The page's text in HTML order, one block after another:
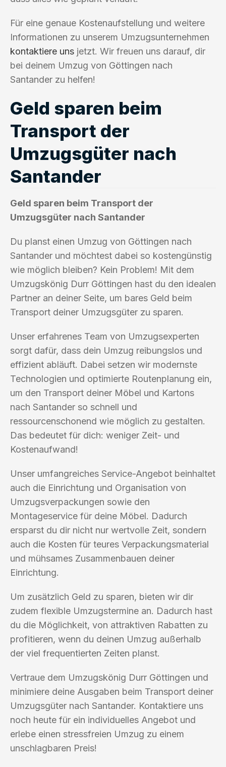
Für eine genaue Kostenaufstellung und weitere
Informationen zu unserem Umzugsunternehmen
kontaktiere uns jetzt. Wir freuen uns darauf, dir
bei deinem Umzug von Göttingen nach
Santander zu helfen!
Geld sparen beim
Transport der
Umzugsgüter nach
Santander
Geld sparen beim Transport der
Umzugsgüter nach Santander
Du planst einen Umzug von Göttingen nach
Santander und möchtest dabei so kostengünstig
wie möglich bleiben? Kein Problem! Mit dem
Umzugskönig Durr Göttingen hast du den idealen
Partner an deiner Seite, um bares Geld beim
Transport deiner Umzugsgüter zu sparen.
Unser erfahrenes Team von Umzugsexperten
sorgt dafür, dass dein Umzug reibungslos und
effizient abläuft. Dabei setzen wir modernste
Technologien und optimierte Routenplanung ein,
um den Transport deiner Möbel und Kartons
nach Santander so schnell und
ressourcenschonend wie möglich zu gestalten.
Das bedeutet für dich: weniger Zeit- und
Kostenaufwand!
Unser umfangreiches Service-Angebot beinhaltet
auch die Einrichtung und Organisation von
Umzugsverpackungen sowie den
Montageservice für deine Möbel. Dadurch
ersparst du dir nicht nur wertvolle Zeit, sondern
auch die Kosten für teures Verpackungsmaterial
und mühsames Zusammenbauen deiner
Einrichtung.
Um zusätzlich Geld zu sparen, bieten wir dir
zudem flexible Umzugstermine an. Dadurch hast
du die Möglichkeit, von attraktiven Rabatten zu
profitieren, wenn du deinen Umzug außerhalb
der viel frequentierten Zeiten planst.
Vertraue dem Umzugskönig Durr Göttingen und
minimiere deine Ausgaben beim Transport deiner
Umzugsgüter nach Santander. Kontaktiere uns
noch heute für ein individuelles Angebot und
erlebe einen stressfreien Umzug zu einem
unschlagbaren Preis!